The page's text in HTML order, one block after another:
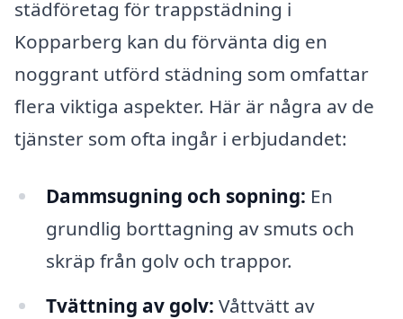
städföretag för trappstädning i
Kopparberg kan du förvänta dig en
noggrant utförd städning som omfattar
flera viktiga aspekter. Här är några av de
tjänster som ofta ingår i erbjudandet:
Dammsugning och sopning: En
grundlig borttagning av smuts och
skräp från golv och trappor.
Tvättning av golv: Våttvätt av